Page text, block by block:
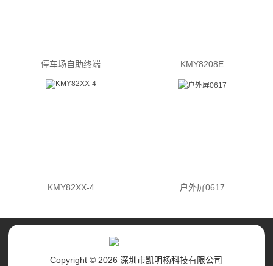
停车场自助终端 KMY8208E
KMY82XX-4 户外屏0617
Copyright © 2026 深圳市凯明杨科技有限公司